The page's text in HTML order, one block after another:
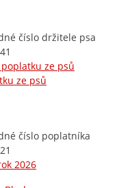
číslo držitele psa
ze psů
ze psů
číslo poplatníka
2026